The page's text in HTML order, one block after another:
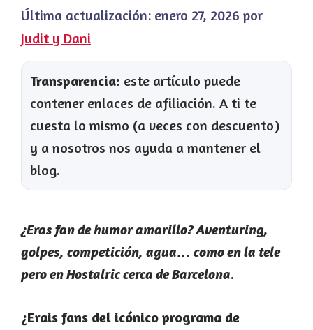
Última actualización: enero 27, 2026 por
Judit y Dani
Transparencia: este artículo puede
contener enlaces de afiliación. A ti te
cuesta lo mismo (a veces con descuento)
y a nosotros nos ayuda a mantener el
blog.
¿Eras fan de humor amarillo? Aventuring,
golpes, competición, agua… como en la tele
pero en Hostalric cerca de Barcelona.
¿Erais fans del icónico programa de